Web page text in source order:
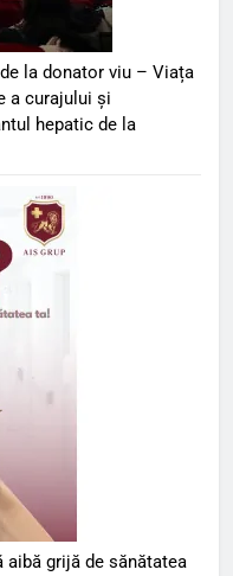
la donator viu – Viața
a curajului și
hepatic de la
grijă de sănătatea